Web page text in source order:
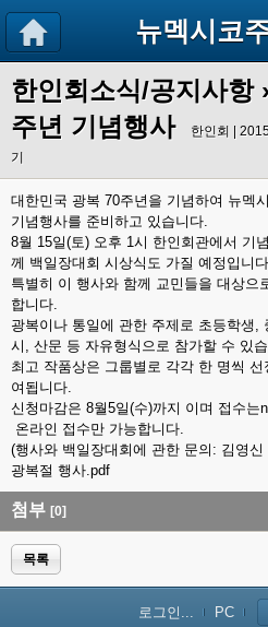
뉴멕시코
한인회소식/공지사항
주년 기념행사
한인회 |
기
대한민국 광복 70주년을 기념하여 뉴멕
기념행사를 준비하고 있습니다.
8월 15일(토) 오후 1시 한인회관에서 기
께 백일장대회 시상식도 가질 예정입니
특별히 이 행사와 함께 교민들을 대상으
합니다.
광복이나 통일에 관한 주제로 초등학생,
시, 산문 등 자유형식으로 참가할 수 있
최고 작품상은 그룹별로 각각 한 명씩
여됩니다.
신청마감은 8월5일(수)까지 이며 접수는
온라인 접수만 가능합니다.
(행사와 백일장대회에 관한 문의: 김영신
광복절 행사.pdf
첨부 [0]
목록
로그인... PC